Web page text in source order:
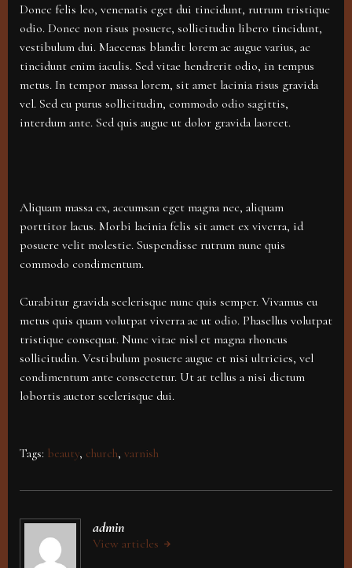
Donec felis leo, venenatis eget dui tincidunt, rutrum tristique
odio. Donec non risus posuere, sollicitudin libero tincidunt,
vestibulum dui. Maecenas blandit lorem ac augue varius, ac
tincidunt enim iaculis. Sed vitae hendrerit odio, in tempus
metus. In tempor massa lorem, sit amet lacinia risus gravida
vel. Sed eu purus sollicitudin, commodo odio sagittis,
interdum ante. Sed quis augue ut dolor gravida laoreet.
Aliquam massa ex, accumsan eget magna nec, aliquam
porttitor lacus. Morbi lacinia felis sit amet ex viverra, id
posuere velit molestie. Suspendisse rutrum nunc quis
commodo condimentum.
Curabitur gravida scelerisque nunc quis semper. Vivamus eu
metus quis quam volutpat viverra ac ut odio. Phasellus volutpat
tristique consequat. Nunc vitae nisl et magna rhoncus
sollicitudin. Vestibulum posuere augue et nisi ultricies, vel
condimentum ante consectetur. Ut at tellus a nisi dictum
lobortis auctor scelerisque dui.
Tags: beauty, church, varnish
admin
View articles